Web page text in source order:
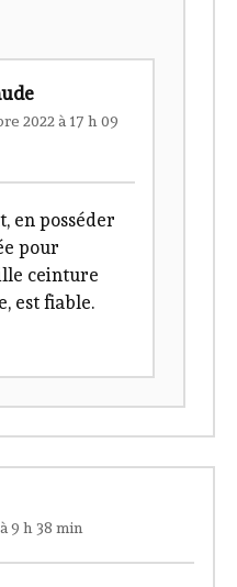
2022 à 17 h 09
en posséder
pour
ceinture
est fiable.
9 h 38 min